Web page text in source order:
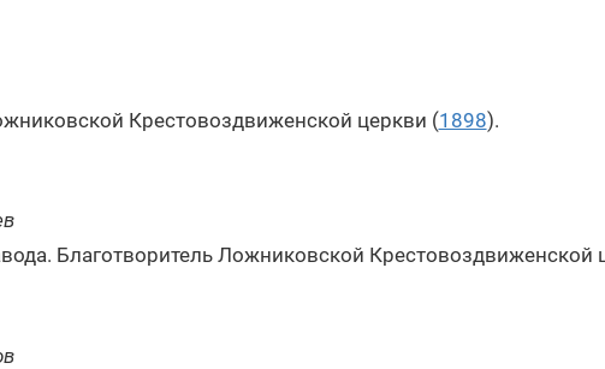
Крестовоздвиженской церкви (1898).
Благотворитель Ложниковской Крестовоздвиженской